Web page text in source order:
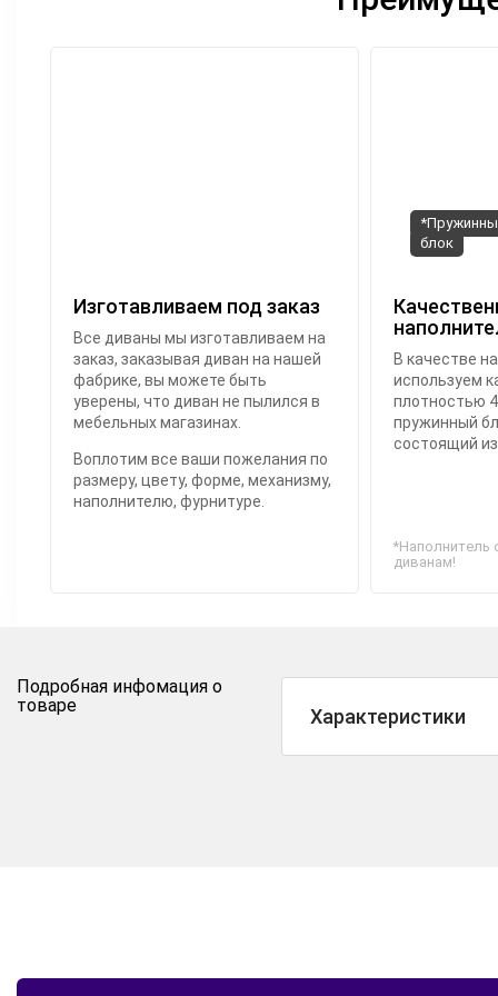
Изготавливаем под заказ
Все диваны мы изготавливаем на
заказ, заказывая диван на нашей
фабрике, вы можете быть
уверены, что диван не пылился в
мебельных магазинах.
Воплотим все ваши пожелания по
размеру, цвету, форме, механизму,
наполнителю, фурнитуре.
блок
В качестве
используем
плотностью
пружинный
состоящий
*Наполнитель
диванам!
Подробная инфомация о
товаре
Характеристики